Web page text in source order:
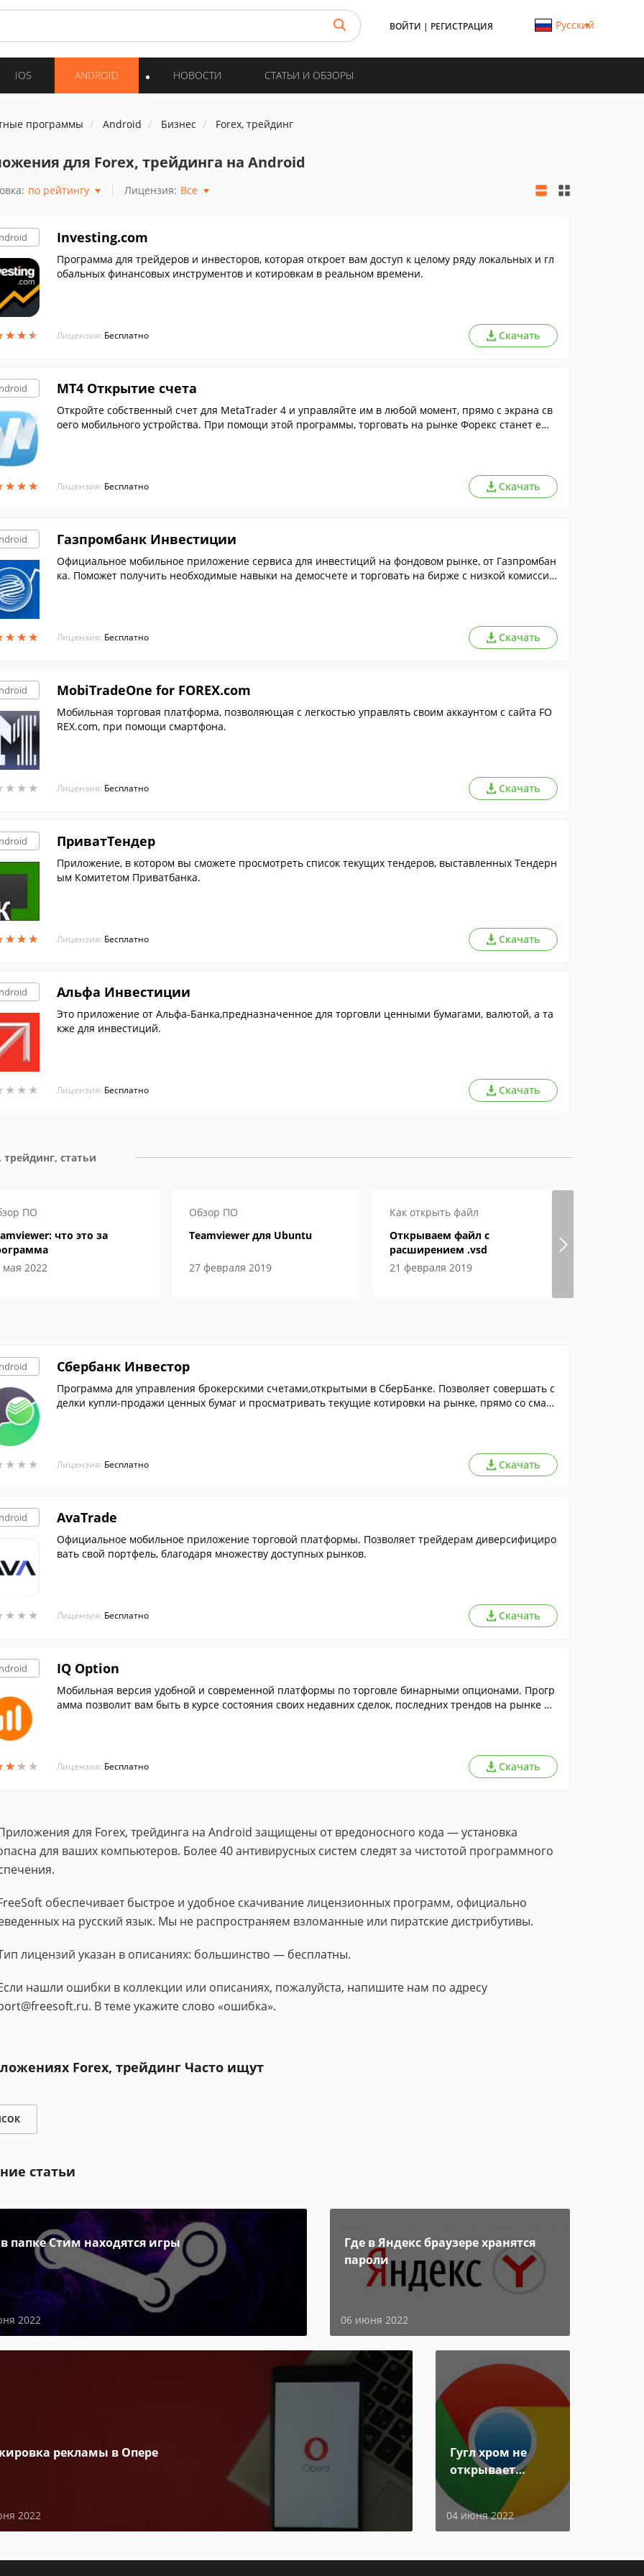
ВОЙТИ | РЕГИСТРАЦИЯ Русский
IOS ANDROID НОВОСТИ СТАТЬИ И ОБЗОРЫ
программы Android Бизнес Forex, трейдинг
для Forex, трейдинга на Android
по рейтингу Лицензия: Все
★★★
★★★
Investing.com
Программа для трейдеров и инвесторов, которая откроет вам доступ к целому ряду локальных и гл
обальных финансовых инструментов и котировкам в реальном времени.
Лицензия: Бесплатно Скачать
★★★
★★★
МТ4 Открытие счета
Откройте собственный счет для MetaTrader 4 и управляйте им в любой момент, прямо с экрана св
оего мобильного устройства. При помощи этой программы, торговать на рынке Форекс станет ещё
Лицензия: Бесплатно Скачать
★★★
★★★
Газпромбанк Инвестиции
Официальное мобильное приложение сервиса для инвестиций на фондовом рынке, от Газпромбан
ка. Поможет получить необходимые навыки на демосчете и торговать на бирже с низкой комиссие
Лицензия: Бесплатно Скачать
★ ★ ★
★ ★ ★
MobiTradeOne for FOREX.com
Мобильная торговая платформа, позволяющая с легкостью управлять своим аккаунтом с сайта FO
REX.com, при помощи смартфона.
Лицензия: Бесплатно Скачать
★★★
★★★
ПриватТендер
Приложение, в котором вы сможете просмотреть список текущих тендеров, выставленных Тендерн
ым Комитетом Приватбанка.
Лицензия: Бесплатно Скачать
★ ★ ★
★ ★ ★
Альфа Инвестиции
Это приложение от Альфа-Банка,предназначенное для торговли ценными бумагами, валютой, а та
кже для инвестиций.
Лицензия: Бесплатно Скачать
трейдинг, статьи
ПО
что это за
мая 2022
Обзор ПО
Teamviewer для Ubuntu
27 февраля 2019
Как открыть файл
Открываем файл с
расширением .vsd
21 февраля 2019
★ ★ ★
★ ★ ★
Сбербанк Инвестор
Программа для управления брокерскими счетами,открытыми в СберБанке. Позволяет совершать с
делки купли-продажи ценных бумаг и просматривать текущие котировки на рынке, прямо со смарт
Лицензия: Бесплатно Скачать
★ ★ ★
★ ★ ★
AvaTrade
Официальное мобильное приложение торговой платформы. Позволяет трейдерам диверсифициро
вать свой портфель, благодаря множеству доступных рынков.
Лицензия: Бесплатно Скачать
★★ ★
★★ ★
IQ Option
Мобильная версия удобной и современной платформы по торговле бинарными опционами. Прогр
амма позволит вам быть в курсе состояния своих недавних сделок, последних трендов на рынке и
Лицензия: Бесплатно Скачать
для Forex, трейдинга на Android защищены от вредоносного кода — установка
для ваших компьютеров. Более 40 антивирусных систем следят за чистотой программного
обеспечивает быстрое и удобное скачивание лицензионных программ, официально
на русский язык. Мы не распространяем взломанные или пиратские дистрибутивы.
лицензий указан в описаниях: большинство — бесплатны.
нашли ошибки в коллекции или описаниях, пожалуйста, напишите нам по адресу
В теме укажите слово «ошибка».
Forex, трейдинг Часто ищут
статьи
папке Стим находятся игры
2022
Где в Яндекс браузере хранятся
пароли
06 июня 2022
рекламы в Опере
2022
Гугл хром не
открывает
04 июня 2022